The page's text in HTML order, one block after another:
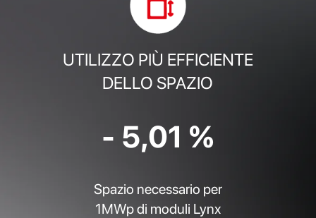
UTILIZZO PIÙ EFFICIENTE
DELLO SPAZIO
- 5,01 %
Spazio necessario per
1MWp di moduli Lynx